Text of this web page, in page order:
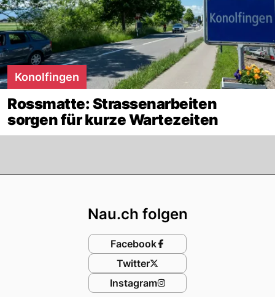
Konolfingen
Rossmatte: Strassenarbeiten
sorgen für kurze Wartezeiten
Nau.ch folgen
Facebook
Twitter
Instagram